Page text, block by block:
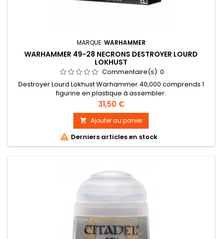
MARQUE: WARHAMMER
WARHAMMER 49-28 NECRONS DESTROYER LOURD
LOKHUST
Commentaire(s): 0
Destroyer Lourd Lokhust Warhammer 40,000 comprends 1
figurine en plastique à assembler.
Prix
31,50 €
 Ajouter au panier
 Derniers articles en stock